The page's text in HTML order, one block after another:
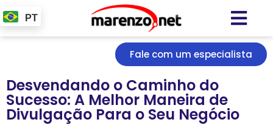
PT
Fale com um especialista
Desvendando o Caminho do
Sucesso: A Melhor Maneira de
Divulgação Para o Seu Negócio